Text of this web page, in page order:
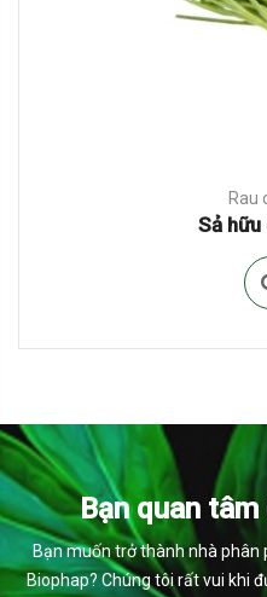
Rau
Sả
Bạn quan
Bạn muốn trở thành nhà phân
Biophap? Chúng tôi rất vui khi